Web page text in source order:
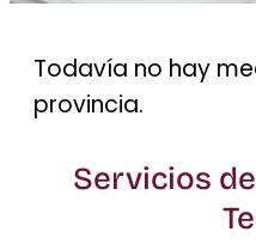
Todavía no hay
provincia.
Servicios